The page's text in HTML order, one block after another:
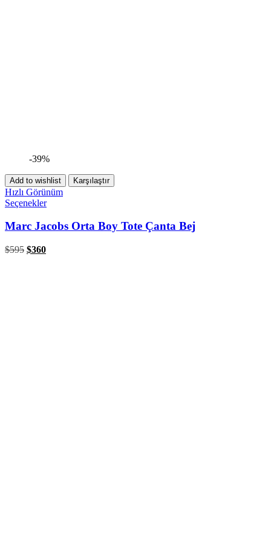
-39%
Add to wishlist Karşılaştır
Hızlı Görünüm
Seçenekler
Marc Jacobs Orta Boy Tote Çanta Bej
$595 $360